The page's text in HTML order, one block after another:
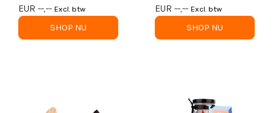
kruiden - per 6
EUR --,-- Excl. btw
SHOP NU
jou - per 6
EUR --,-- Excl. btw
SHOP NU